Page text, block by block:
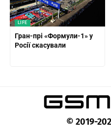
LIFE
Гран-прі «Формули-1» у
Росії скасували
© 2019-